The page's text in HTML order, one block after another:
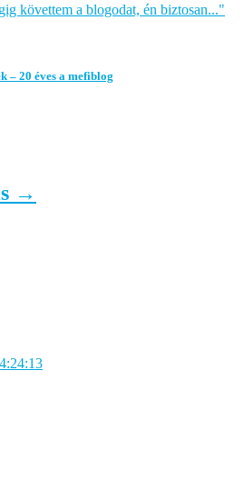
követtem a blogodat, én biztosan..."
– 20 éves a mefiblog
→